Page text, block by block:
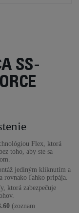
SS-
Flex, ktorá
toho, aby ste sa
jediným kliknutím a
rovnako ľahko pripája.
ktorá zabezpečuje
(zoznam